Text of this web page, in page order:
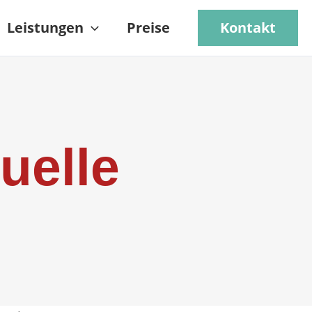
Leistungen Preise Kontakt